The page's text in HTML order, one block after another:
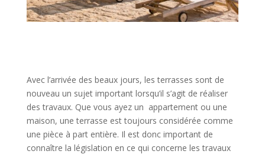
Avec l’arrivée des beaux jours, les terrasses sont de
nouveau un sujet important lorsqu’il s’agit de réaliser
des travaux. Que vous ayez un appartement ou une
maison, une terrasse est toujours considérée comme
une pièce à part entière. Il est donc important de
connaître la législation en ce qui concerne les travaux